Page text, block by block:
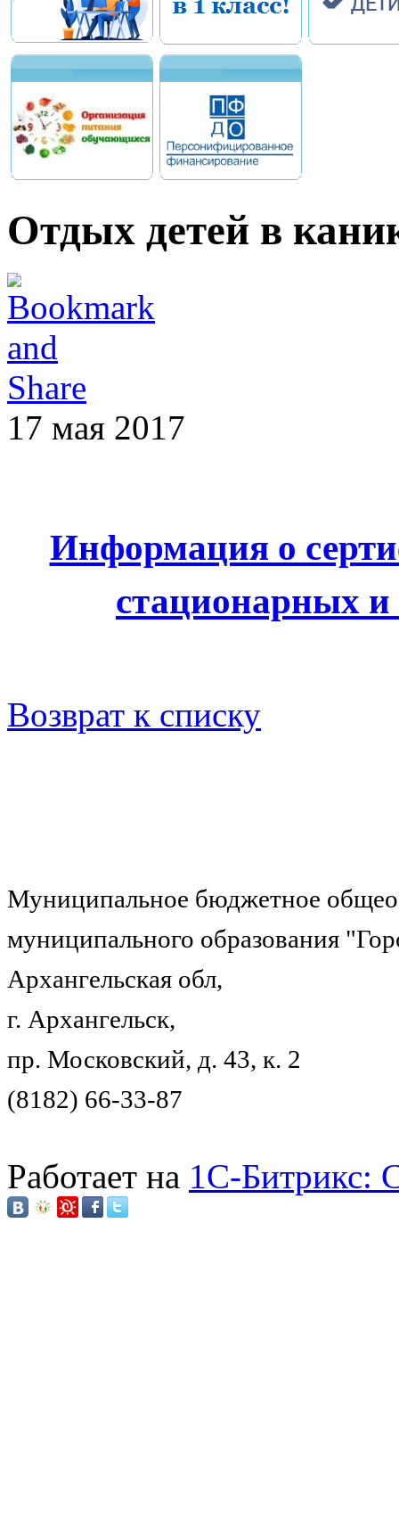
Отдых детей в
17 мая 2017
Информация о
стационарных
Возврат к списку
Муниципальное бюджетное
муниципального образования
Архангельская обл,
г. Архангельск,
пр. Московский, д. 43, к. 2
(8182) 66-33-87
Работает на 1C-Битрикс: